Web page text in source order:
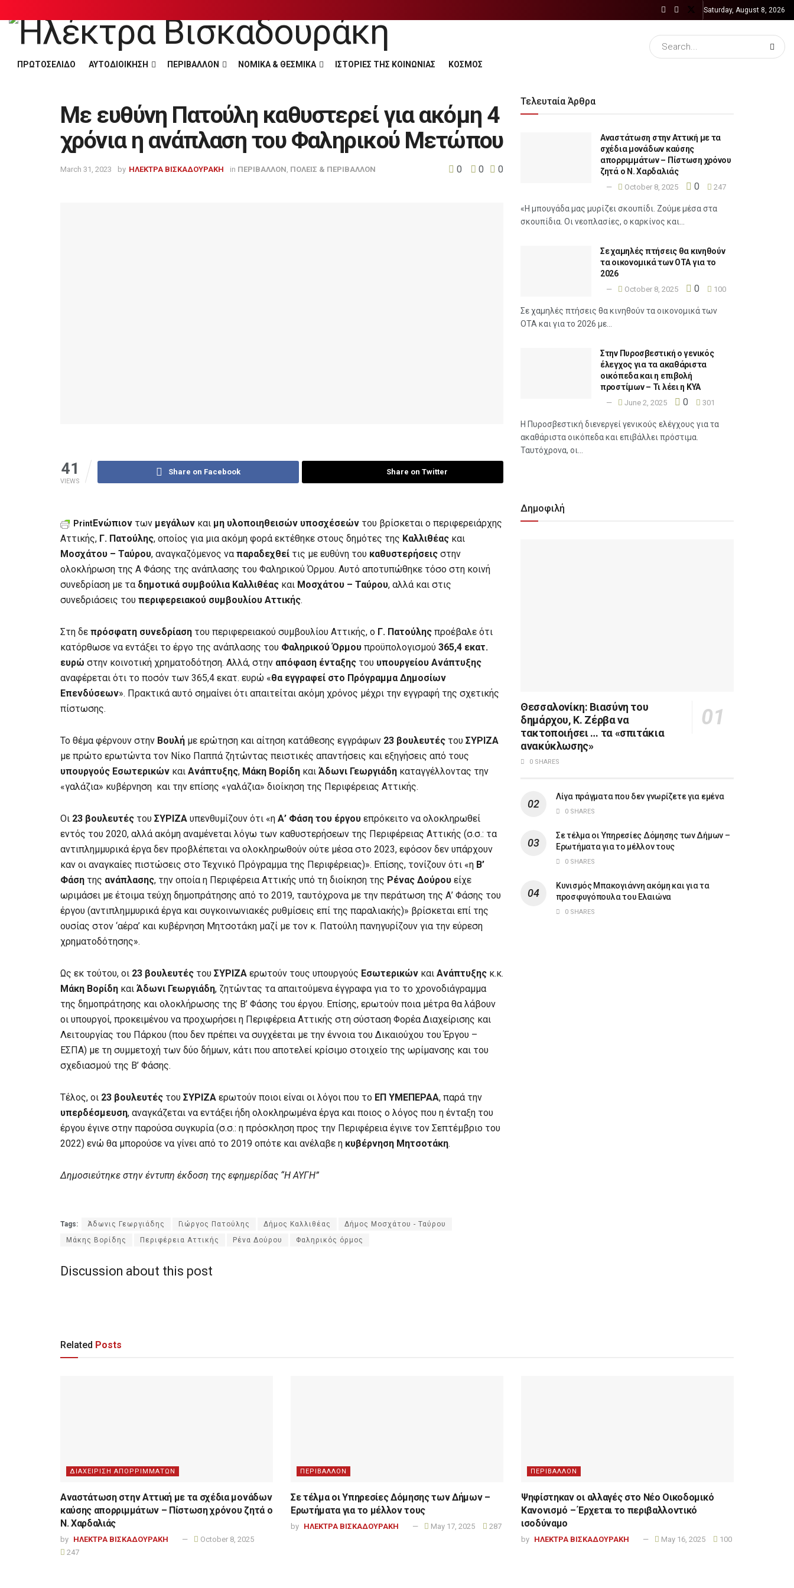
Saturday, August 8, 2026
ΠΡΩΤΟΣΕΛΙΔΟ ΑΥΤΟΔΙΟΙΚΗΣΗ ΠΕΡΙΒΑΛΛΟΝ ΝΟΜΙΚΑ & ΘΕΣΜΙΚΑ ΙΣΤΟΡΙΕΣ ΤΗΣ ΚΟΙΝΩΝΙΑΣ ΚΟΣΜΟΣ
Με ευθύνη Πατούλη καθυστερεί για ακόμη 4
χρόνια η ανάπλαση του Φαληρικού Μετώπου
March 31, 2023 by ΗΛΕΚΤΡΑ ΒΙΣΚΑΔΟΥΡΑΚΗ in ΠΕΡΙΒΑΛΛΟΝ ΠΟΛΕΙΣ & ΠΕΡΙΒΑΛΛΟΝ 0 0 0
41
VIEWS
Share on Facebook Share on Twitter
PrintΕνώπιον των μεγάλων και μη υλοποιηθεισών υποσχέσεών του βρίσκεται ο περιφερειάρχης
Αττικής, Γ. Πατούλης, οποίος για μια ακόμη φορά εκτέθηκε στους δημότες της Καλλιθέας και
Μοσχάτου – Ταύρου, αναγκαζόμενος να παραδεχθεί τις με ευθύνη του καθυστερήσεις στην
ολοκλήρωση της Α Φάσης της ανάπλασης του Φαληρικού Όρμου. Αυτό αποτυπώθηκε τόσο στη κοινή
συνεδρίαση με τα δημοτικά συμβούλια Καλλιθέας και Μοσχάτου – Ταύρου, αλλά και στις
συνεδριάσεις του περιφερειακού συμβουλίου Αττικής.
Στη δε πρόσφατη συνεδρίαση του περιφερειακού συμβουλίου Αττικής, ο Γ. Πατούλης προέβαλε ότι
κατόρθωσε να εντάξει το έργο της ανάπλασης του Φαληρικού Όρμου προϋπολογισμού 365,4 εκατ.
ευρώ στην κοινοτική χρηματοδότηση. Αλλά, στην απόφαση ένταξης του υπουργείου Ανάπτυξης
αναφέρεται ότι το ποσόν των 365,4 εκατ. ευρώ «θα εγγραφεί στο Πρόγραμμα Δημοσίων
Επενδύσεων». Πρακτικά αυτό σημαίνει ότι απαιτείται ακόμη χρόνος μέχρι την εγγραφή της σχετικής
πίστωσης.
Το θέμα φέρνουν στην Βουλή με ερώτηση και αίτηση κατάθεσης εγγράφων 23 βουλευτές του ΣΥΡΙΖΑ
με πρώτο ερωτώντα τον Νίκο Παππά ζητώντας πειστικές απαντήσεις και εξηγήσεις από τους
υπουργούς Εσωτερικών και Ανάπτυξης, Μάκη Βορίδη και Άδωνι Γεωργιάδη καταγγέλλοντας την
«γαλάζια» κυβέρνηση και την επίσης «γαλάζια» διοίκηση της Περιφέρειας Αττικής.
Οι 23 βουλευτές του ΣΥΡΙΖΑ υπενθυμίζουν ότι «η Α’ Φάση του έργου επρόκειτο να ολοκληρωθεί
εντός του 2020, αλλά ακόμη αναμένεται λόγω των καθυστερήσεων της Περιφέρειας Αττικής (σ.σ.: τα
αντιπλημμυρικά έργα δεν προβλέπεται να ολοκληρωθούν ούτε μέσα στο 2023, εφόσον δεν υπάρχουν
καν οι αναγκαίες πιστώσεις στο Τεχνικό Πρόγραμμα της Περιφέρειας)». Επίσης, τονίζουν ότι «η Β’
Φάση της ανάπλασης, την οποία η Περιφέρεια Αττικής υπό τη διοίκηση της Ρένας Δούρου είχε
ωριμάσει με έτοιμα τεύχη δημοπράτησης από το 2019, ταυτόχρονα με την περάτωση της Α’ Φάσης του
έργου (αντιπλημμυρικά έργα και συγκοινωνιακές ρυθμίσεις επί της παραλιακής)» βρίσκεται επί της
ουσίας στον ‘αέρα’ και κυβέρνηση Μητσοτάκη μαζί με τον κ. Πατούλη πανηγυρίζουν για την εύρεση
χρηματοδότησης».
Ως εκ τούτου, οι 23 βουλευτές του ΣΥΡΙΖΑ ερωτούν τους υπουργούς Εσωτερικών και Ανάπτυξης κ.κ.
Μάκη Βορίδη και Άδωνι Γεωργιάδη, ζητώντας τα απαιτούμενα έγγραφα για το το χρονοδιάγραμμα
της δημοπράτησης και ολοκλήρωσης της Β’ Φάσης του έργου. Επίσης, ερωτούν ποια μέτρα θα λάβουν
οι υπουργοί, προκειμένου να προχωρήσει η Περιφέρεια Αττικής στη σύσταση Φορέα Διαχείρισης και
Λειτουργίας του Πάρκου (που δεν πρέπει να συγχέεται με την έννοια του Δικαιούχου του Έργου –
ΕΣΠΑ) με τη συμμετοχή των δύο δήμων, κάτι που αποτελεί κρίσιμο στοιχείο της ωρίμανσης και του
σχεδιασμού της Β’ Φάσης.
Τέλος, οι 23 βουλευτές του ΣΥΡΙΖΑ ερωτούν ποιοι είναι οι λόγοι που το ΕΠ ΥΜΕΠΕΡΑΑ, παρά την
υπερδέσμευση, αναγκάζεται να εντάξει ήδη ολοκληρωμένα έργα και ποιος ο λόγος που η ένταξη του
έργου έγινε στην παρούσα συγκυρία (σ.σ.: η πρόσκληση προς την Περιφέρεια έγινε τον Σεπτέμβριο του
2022) ενώ θα μπορούσε να γίνει από το 2019 οπότε και ανέλαβε η κυβέρνηση Μητσοτάκη.
Δημοσιεύτηκε στην έντυπη έκδοση της εφημερίδας “Η ΑΥΓΗ”
Tags: Άδωνις Γεωργιάδης Γιώργος Πατούλης Δήμος Καλλιθέας
Δήμος Μοσχάτου - Ταύρου
Μάκης Βορίδης
Περιφέρεια Αττικής Ρένα Δούρου Φαληρικός όρμος
Discussion about this post
Τελευταία Άρθρα
Αναστάτωση στην Αττική με τα
σχέδια μονάδων καύσης
απορριμμάτων – Πίστωση χρόνου
ζητά ο Ν. Χαρδαλιάς
October 8, 2025 0 247
«Η μπουγάδα μας μυρίζει σκουπίδι. Ζούμε μέσα στα
σκουπίδια. Οι νεοπλασίες, ο καρκίνος και...
Σε χαμηλές πτήσεις θα κινηθούν
τα οικονομικά των ΟΤΑ για το
2026
October 8, 2025 0 100
Σε χαμηλές πτήσεις θα κινηθούν τα οικονομικά των
ΟΤΑ και για το 2026 με...
Στην Πυροσβεστική ο γενικός
έλεγχος για τα ακαθάριστα
οικόπεδα και η επιβολή
προστίμων – Τι λέει η ΚΥΑ
June 2, 2025 0 301
Η Πυροσβεστική διενεργεί γενικούς ελέγχους για τα
ακαθάριστα οικόπεδα και επιβάλλει πρόστιμα.
Ταυτόχρονα, οι...
Δημοφιλή
Θεσσαλονίκη: Βιασύνη του
δημάρχου, Κ. Ζέρβα να
τακτοποιήσει … τα «σπιτάκια
ανακύκλωσης»
0 SHARES
Λίγα πράγματα που δεν γνωρίζετε για εμένα
0 SHARES
Σε τέλμα οι Υπηρεσίες Δόμησης των Δήμων –
Ερωτήματα για το μέλλον τους
0 SHARES
Κυνισμός Μπακογιάννη ακόμη και για τα
προσφυγόπουλα του Ελαιώνα
0 SHARES
Related Posts
ΔΙΑΧΕΙΡΙΣΗ ΑΠΟΡΡΙΜΜΑΤΩΝ
Αναστάτωση στην Αττική με τα σχέδια μονάδων
καύσης απορριμμάτων – Πίστωση χρόνου ζητά ο
Ν. Χαρδαλιάς
by ΗΛΕΚΤΡΑ ΒΙΣΚΑΔΟΥΡΑΚΗ
October 8, 2025
247
ΠΕΡΙΒΑΛΛΟΝ
Σε τέλμα οι Υπηρεσίες Δόμησης των Δήμων –
Ερωτήματα για το μέλλον τους
by ΗΛΕΚΤΡΑ ΒΙΣΚΑΔΟΥΡΑΚΗ May 17, 2025 287
ΠΕΡΙΒΑΛΛΟΝ
Ψηφίστηκαν οι αλλαγές στο Νέο Οικοδομικό
Κανονισμό – Έρχεται το περιβαλλοντικό
ισοδύναμο
by ΗΛΕΚΤΡΑ ΒΙΣΚΑΔΟΥΡΑΚΗ May 16, 2025 100